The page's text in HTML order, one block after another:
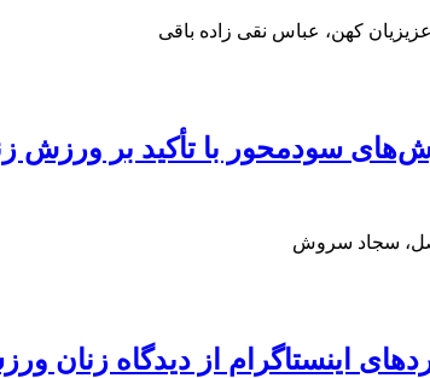
کهن، عباس نقی زاده باقی
سودمحور با تأکید بر ورزش
اصل، سجاد سروش
اینستاگرام از دیدگاه زنان